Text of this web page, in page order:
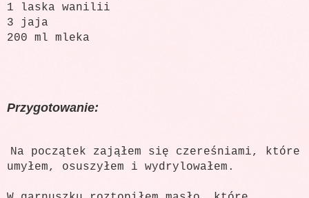
1 laska wanilii
3 jaja
200 ml mleka
Przygotowanie:
Na początek zająłem się czereśniami, które
umyłem, osuszyłem i wydrylowałem.